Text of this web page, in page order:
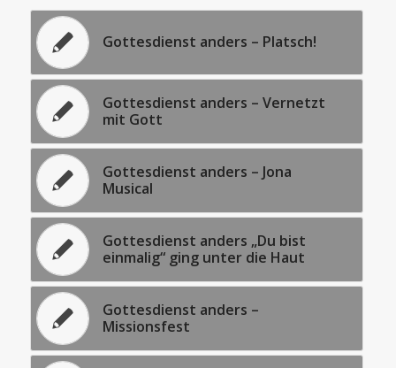
Gottesdienst anders – Platsch!
Gottesdienst anders – Vernetzt
mit Gott
Gottesdienst anders – Jona
Musical
Gottesdienst anders „Du bist
einmalig“ ging unter die Haut
Gottesdienst anders –
Missionsfest